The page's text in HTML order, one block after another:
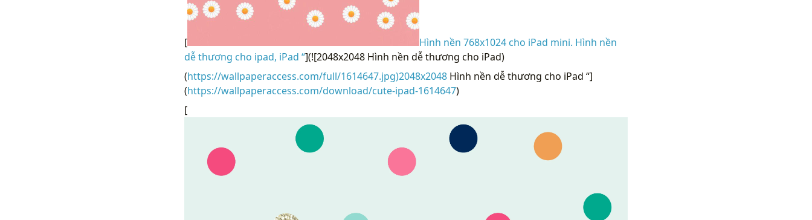
[
Hình nền 768x1024 cho iPad mini. Hình nền
dễ thương cho ipad, iPad “](![2048x2048 Hình nền dễ thương cho iPad)
(https://wallpaperaccess.com/full/1614647.jpg)2048x2048Hình nền dễ thương cho iPad “]
(https://wallpaperaccess.com/download/cute-ipad-1614647)
[